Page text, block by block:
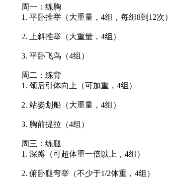
周一：练胸
1. 平卧推举（大重量，4组，每组8到12次）
2. 上斜推举（大重量，4组）
3. 平卧飞鸟（4组）
周二：练背
1. 颈后引体向上（可加重，4组）
2. 站姿划船（大重量，4组）
3. 胸前提拉（4组）
周三：练腿
1. 深蹲（可超体重一倍以上，4组）
2. 俯卧腿弯举（不少于1/2体重，4组）